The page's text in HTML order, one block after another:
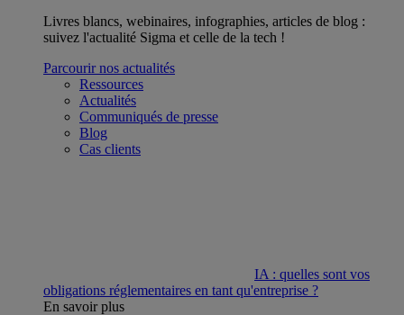
Livres blancs, webinaires, infographies, articles de blog :
suivez l'actualité Sigma et celle de la tech !
Parcourir nos actualités
Ressources
Actualités
Communiqués de presse
Blog
Cas clients
IA : quelles sont vos
obligations réglementaires en tant qu'entreprise ?
En savoir plus